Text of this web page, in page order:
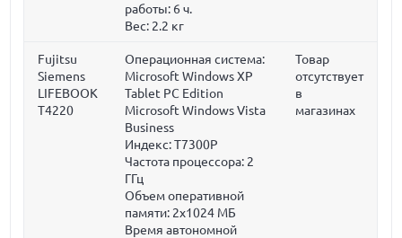
работы: 6 ч.
Вес: 2.2 кг
Fujitsu
Siemens
LIFEBOOK
T4220
Операционная система:
Microsoft Windows XP
Tablet PC Edition
Microsoft Windows Vista
Business
Индекс: T7300P
Частота процессора: 2
ГГц
Объем оперативной
памяти: 2x1024 МБ
Время автономной
Товар
отсутствует
в
магазинах